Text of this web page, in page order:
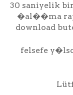
30 saniyelik
�al��ma
download
felsefe